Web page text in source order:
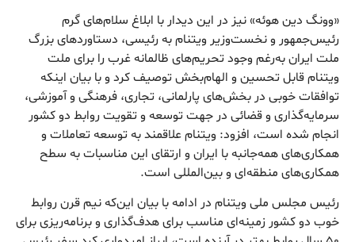
«وونگ دین هوئه» نیز در این دیدار با ابلاغ سلام‌های گرم
رئیس‌جمهور و نخست‌وزیر ویتنام به رئیسی، دستاوردهای بزرگ
ملت ایران به‌رغم وجود تحریم‌های ظالمانه غرب را برای ملت
ویتنام قابل تحسین و الهام‌بخش توصیف کرد و با بیان اینکه
توافقات خوبی در بخش‌های پارلمانی، تجاری، فرهنگی و آموزشی،
سرمایه‌گذاری و قضائی در جهت توسعه و تقویت روابط دو کشور
انجام شده است، افزود: ویتنام علاقمند به توسعه تعاملات و
همکاری‌های همه‌جانبه با ایران و ارتقای این مناسبات به سطح
همکاری‌های منطقه‌ای و بین‌المللی است.
رئیس مجلس ملی ویتنام در ادامه با بیان این‌که نیم قرن روابط
خوب دو کشور زمینه‌ای مناسب برای هدف‌گذاری و برنامه‌ریزی برای